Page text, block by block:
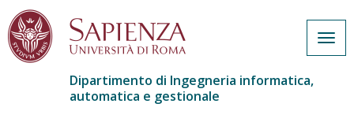
Dipartimento di Ingegneria informatica,
automatica e gestionale